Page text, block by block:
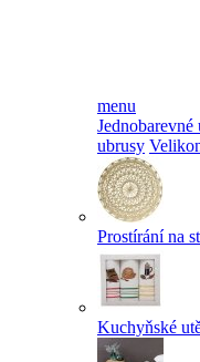
menu
Jednobarevné
ubrusy
Prostírání na
Kuchyňské